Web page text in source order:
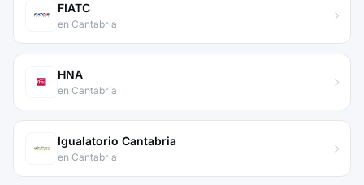
FIATC
en Cantabria
HNA
en Cantabria
Igualatorio Cantabria
en Cantabria